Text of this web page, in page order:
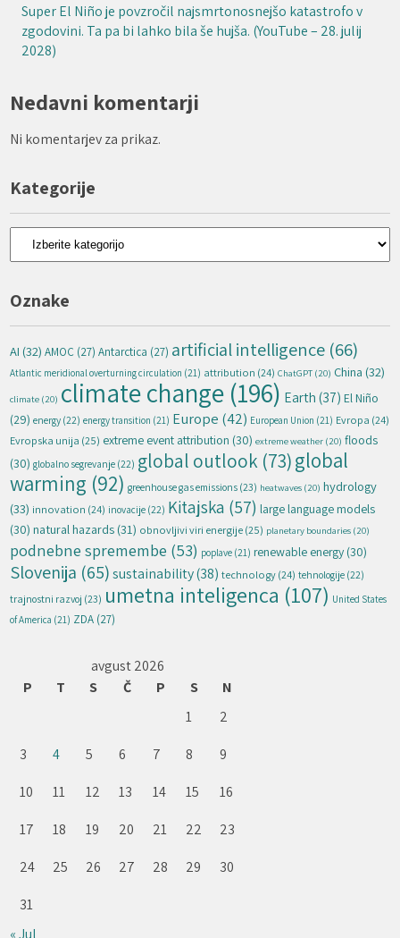
Super El Niño je povzročil najsmrtonosnejšo katastrofo v
zgodovini. Ta pa bi lahko bila še hujša. (YouTube – 28. julij
2028)
Nedavni komentarji
Ni komentarjev za prikaz.
Kategorije
Kategorije
Oznake
AI (32) AMOC (27) Antarctica (27) artificial intelligence (66)
Atlantic meridional overturning circulation (21) attribution (24) ChatGPT (20) China (32)
climate (20) climate change (196) Earth (37) El Niño
(29) energy (22) energy transition (21) Europe (42) European Union (21) Evropa (24)
Evropska unija (25) extreme event attribution (30) extreme weather (20) floods
(30) globalno segrevanje (22) global outlook (73)global
warming (92) greenhouse gas emissions (23) heatwaves (20) hydrology
(33) innovation (24) inovacije (22) Kitajska (57) large language models
(30) natural hazards (31) obnovljivi viri energije(25) planetary boundaries (20)
podnebne spremembe (53) poplave (21) renewable energy (30)
Slovenija (65) sustainability(38) technology(24) tehnologije (22)
trajnostni razvoj (23) umetna inteligenca (107) United States
of America (21) ZDA (27)
avgust 2026
P
T S Č P S
N
1
2
3
4 5 6 7 8
9
10
11 12 13 14 15
16
17
18 19 20 21 22
23
24
25 26 27 28 29
30
31
« Jul